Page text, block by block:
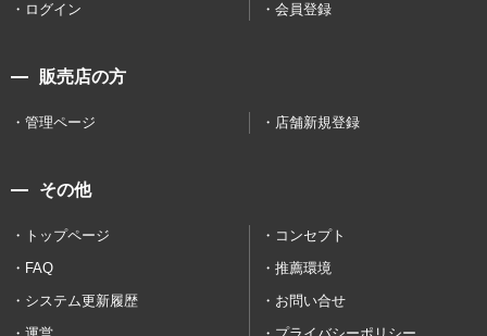
ログイン 会員登録
販売店の方
管理ページ 店舗新規登録
その他
トップページ
コンセプト
FAQ
推薦環境
システム更新履歴
お問い合せ